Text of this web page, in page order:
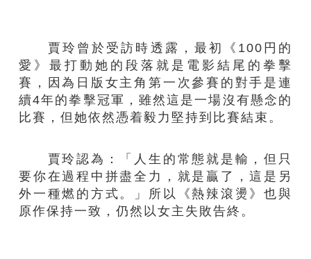
賈玲曾於受訪時透露，最初《100円的
愛》最打動她的段落就是電影結尾的拳擊
賽，因為日版女主角第一次參賽的對手是連
續4年的拳擊冠軍，雖然這是一場沒有懸念的
比賽，但她依然憑着毅力堅持到比賽結束。
賈玲認為：「人生的常態就是輸，但只
要你在過程中拼盡全力，就是贏了，這是另
外一種燃的方式。」所以《熱辣滾燙》也與
原作保持一致，仍然以女主失敗告終。